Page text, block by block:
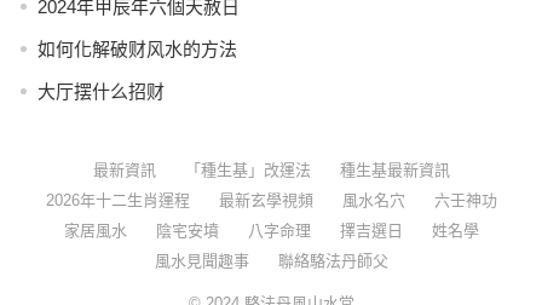
2024年甲辰年六個天赦日
如何化解破财风水的方法
大厅摆什么招财
最新資訊 「種生基」改運法
種生基最新資訊
2026年十二生肖運程
最新玄學視頻 風水名穴
六壬神功
家居風水
陰宅安墳 八字命理 擇吉選日
姓名學
風水見聞趣事
聯絡駱法丹師父